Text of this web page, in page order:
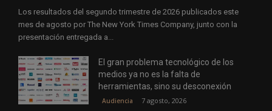
Los resultados del segundo trimestre de 2026 publicados este
mes de agosto por The New York Times Company, junto con la
presentación entregada a...
El gran problema tecnológico de los
medios ya no es la falta de
herramientas, sino su desconexión
Audiencia 7 agosto, 2026